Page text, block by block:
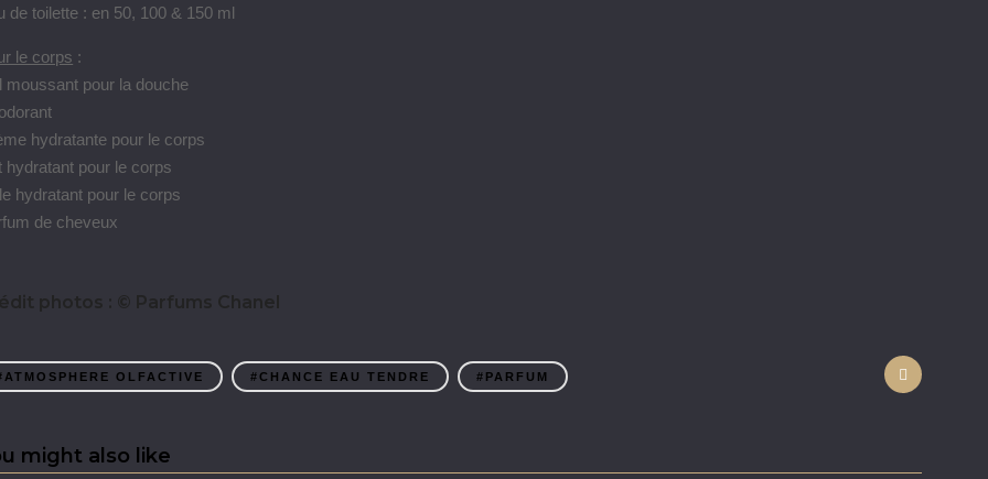
de toilette : en 50, 100 & 150 ml
le corps :
moussant pour la douche
hydratante pour le corps
hydratant pour le corps
hydratant pour le corps
de cheveux
photos : © Parfums Chanel
OLFACTIVE #CHANCE EAU TENDRE #PARFUM
might also like